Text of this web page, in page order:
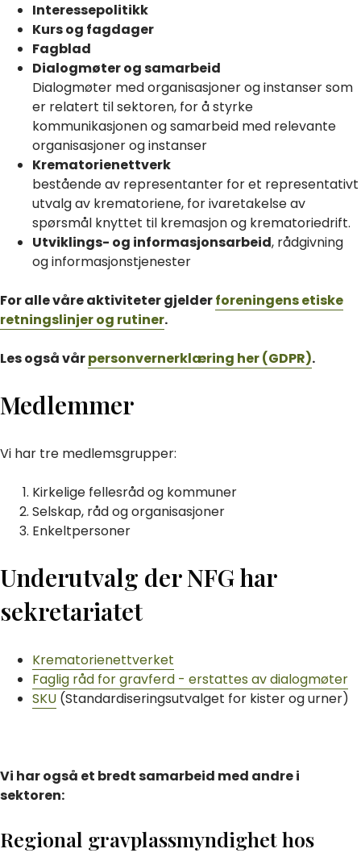
Interessepolitikk
Kurs og fagdager
Fagblad
Dialogmøter og samarbeid
Dialogmøter med organisasjoner og instanser som
er relatert til sektoren, for å styrke
kommunikasjonen og samarbeid med relevante
organisasjoner og instanser
Krematorienettverk
bestående av representanter for et representativt
utvalg av krematoriene, for ivaretakelse av
spørsmål knyttet til kremasjon og krematoriedrift.
Utviklings- og informasjonsarbeid, rådgivning
og informasjonstjenester
For alle våre aktiviteter gjelderforeningens etiske
retningslinjer og rutiner.
Les også vårpersonvernerklæring her (GDPR).
Medlemmer
Vi har tre medlemsgrupper:
Kirkelige fellesråd og kommuner
Selskap, råd og organisasjoner
Enkeltpersoner
Underutvalg der NFG har
sekretariatet
Krematorienettverket
Faglig råd for gravferd - erstattes av dialogmøter
SKU (Standardiseringsutvalget for kister og urner)
Vi har også et bredt samarbeid med andre i
sektoren:
Regional gravplassmyndighet hos